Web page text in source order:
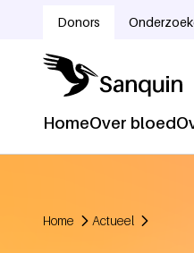
Donors
HomeOver bloed
Home Actueel